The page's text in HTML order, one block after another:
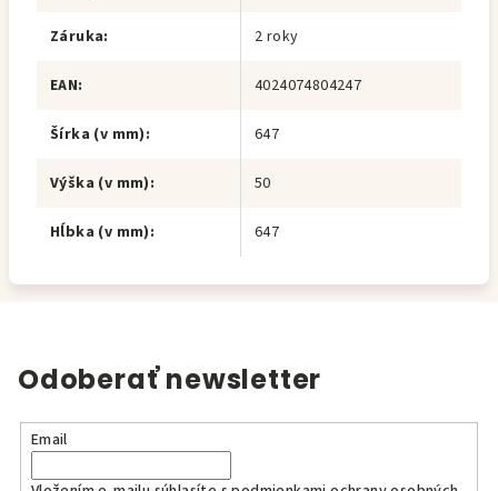
Záruka: 2 roky
EAN: 4024074804247
Šírka (v mm): 647
Výška (v mm): 50
Hĺbka (v mm): 647
Odoberať newsletter
Email